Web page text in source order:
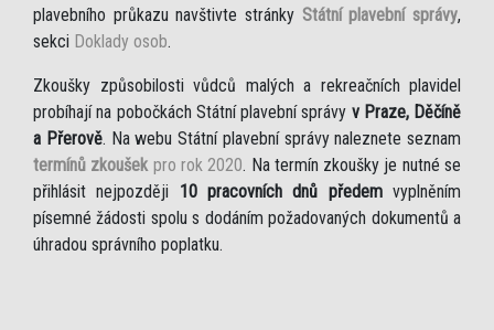
plavebního průkazu navštivte stránky Státní plavební správy,
sekci Doklady osob.
Zkoušky způsobilosti vůdců malých a rekreačních plavidel
probíhají na pobočkách Státní plavební správy v Praze, Děčíně
a Přerově. Na webu Státní plavební správy naleznete seznam
termínů zkoušek pro rok 2020. Na termín zkoušky je nutné se
přihlásit nejpozději 10 pracovních dnů předemvyplněním
písemné žádosti spolu s dodáním požadovaných dokumentů a
úhradou správního poplatku.